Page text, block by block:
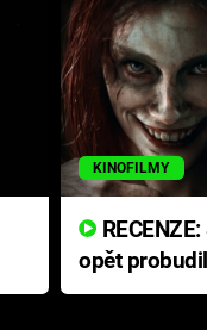
KINOFILMY
opět
přichází s